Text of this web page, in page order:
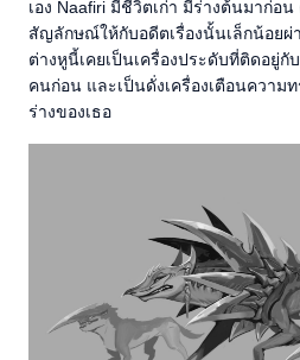
เอง Naafiri มีชีวิตเก่า มีร่างต้นมาก่อ
สัญลักษณ์ให้กับอดีตเรื่องนั้นเล็กน้อยผ่
ต่างหูนี้เคยเป็นเครื่องประดับที่ติดอยู่กั
คนก่อน และเป็นดั่งเครื่องเตือนความ
ร่างของเธอ